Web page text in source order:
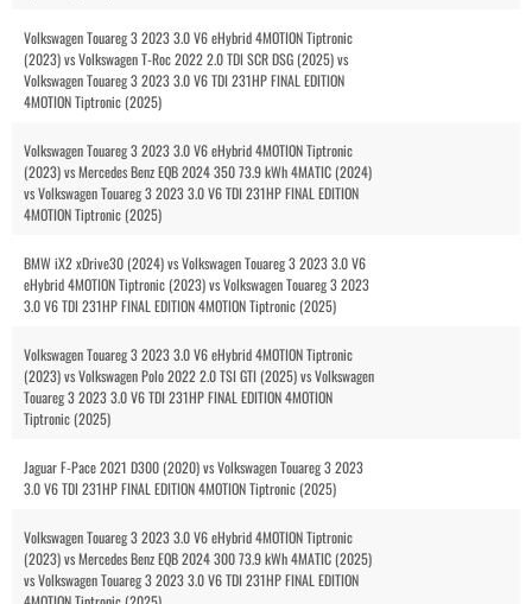
Volkswagen Touareg 3 2023 3.0 V6 eHybrid 4MOTION Tiptronic
(2023) vs Volkswagen T-Roc 2022 2.0 TDI SCR DSG (2025) vs
Volkswagen Touareg 3 2023 3.0 V6 TDI 231HP FINAL EDITION
4MOTION Tiptronic (2025)
Volkswagen Touareg 3 2023 3.0 V6 eHybrid 4MOTION Tiptronic
(2023) vs Mercedes Benz EQB 2024 350 73.9 kWh 4MATIC (2024)
vs Volkswagen Touareg 3 2023 3.0 V6 TDI 231HP FINAL EDITION
4MOTION Tiptronic (2025)
BMW iX2 xDrive30 (2024) vs Volkswagen Touareg 3 2023 3.0 V6
eHybrid 4MOTION Tiptronic (2023) vs Volkswagen Touareg 3 2023
3.0 V6 TDI 231HP FINAL EDITION 4MOTION Tiptronic (2025)
Volkswagen Touareg 3 2023 3.0 V6 eHybrid 4MOTION Tiptronic
(2023) vs Volkswagen Polo 2022 2.0 TSI GTI (2025) vs Volkswagen
Touareg 3 2023 3.0 V6 TDI 231HP FINAL EDITION 4MOTION
Tiptronic (2025)
Jaguar F-Pace 2021 D300 (2020) vs Volkswagen Touareg 3 2023
3.0 V6 TDI 231HP FINAL EDITION 4MOTION Tiptronic (2025)
Volkswagen Touareg 3 2023 3.0 V6 eHybrid 4MOTION Tiptronic
(2023) vs Mercedes Benz EQB 2024 300 73.9 kWh 4MATIC (2025)
vs Volkswagen Touareg 3 2023 3.0 V6 TDI 231HP FINAL EDITION